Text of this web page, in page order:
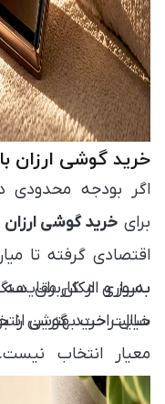
خرید گوشی ارزان
اگر بودجه محدودی
برای خرید گوشی ارزان
اقتصادی گرفته تا
به‌روز و امکان مقایسه
خیال راحت بهترین
بسیاری از کاربران
سایت خرید گوشی را
معیار انتخاب
دستگاه و خدمات پس